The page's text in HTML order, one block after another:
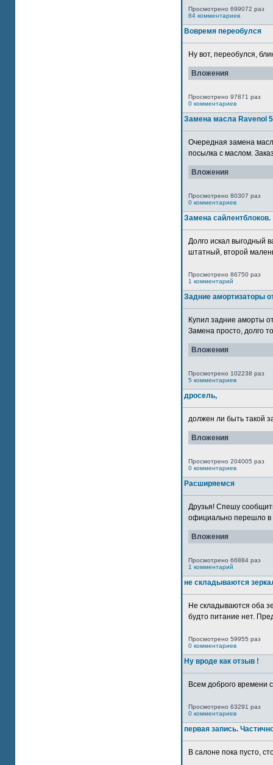
Просмотрено 699072 раз
84 комментариев
Вовремя переобулся
Ну вот, переобулся,
Вложения
Просмотрено 97871 раз
0 комментариев
Замена масла Ravenol
Очередная замена
посылка с маслом.
Вложения
Просмотрено 80307 раз
0 комментариев
Замена сайлентблоков.
Долго искал выгодный
штатный, второй
Просмотрено 86750 раз
1 комментарий
Задние амортизаторы
Купил задние аморты
Замена просто, долго
Вложения
Просмотрено 102238 раз
5 комментариев
дросель,
должен ли быть такой
Вложения
Просмотрено 204005 раз
0 комментариев
Расширяемся
Друзья! Спешу
официально перешло в
Вложения
Просмотрено 66884 раз
1 комментарий
не складываются
Не складываются оба
будто питание нет.
Просмотрено 59955 раз
0 комментариев
Ну вроде как отзыв !
Всем доброго времени
Просмотрено 63291 раз
0 комментариев
первая запись.
В салоне пока пусто,